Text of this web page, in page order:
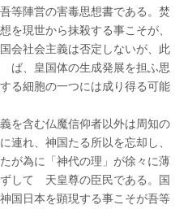
等陣営の害毒思想書である。焚
を現世から抹殺する事こそが、
会社会主義は否定しないが、此
ば、皇国体の生成発展を担ふ思
る細胞の一つには成り得る可能
を含む仏魔信仰者以外は周知の
連れ、神国たる所以を忘却し、
が為に「神代の理」が徐々に薄
して 天皇尊の臣民である。国
国日本を顕現する事こそが吾等